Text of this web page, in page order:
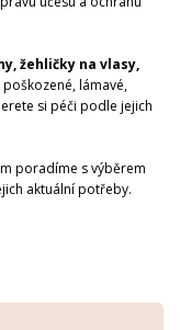
žehličky na vlasy,
poškozené, lámavé,
si péči podle jejich
poradíme s výběrem
aktuální potřeby.